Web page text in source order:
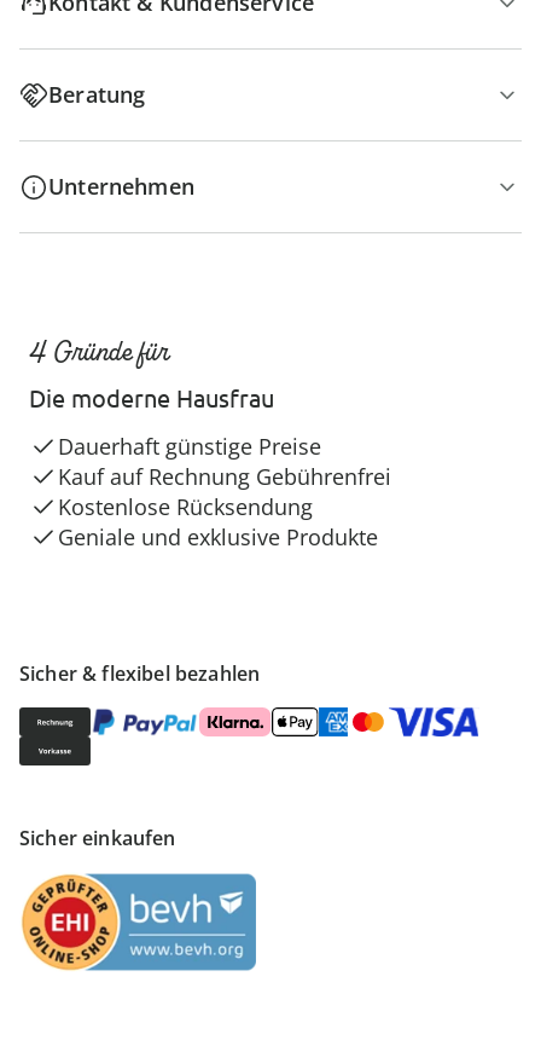
Beratung
Unternehmen
Sicher & flexibel bezahlen
Sicher einkaufen
4 Gründe für
Die moderne Hausfrau
Dauerhaft günstige Preise
Kauf auf Rechnung Gebührenfrei
Kostenlose Rücksendung
Geniale und exklusive Produkte